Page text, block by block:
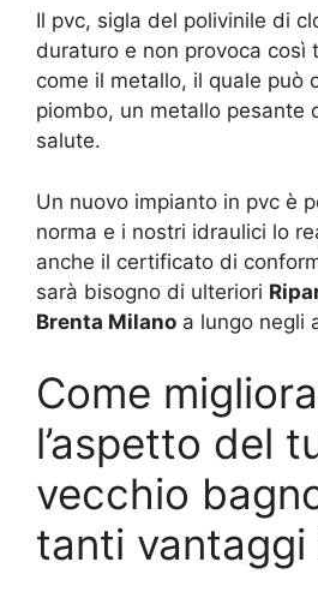
Il pvc, sigla del polivinile di
duraturo e non provoca così
come il metallo, il quale può
piombo, un metallo pesante
salute.
Un nuovo impianto in pvc è
norma e i nostri idraulici lo
anche il certificato di
sarà bisogno di ulteriori
Brenta Milano a lungo negli
Come
l’aspetto del
vecchio
tanti vantaggi